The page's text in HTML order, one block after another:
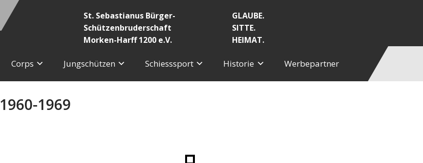
St. Sebastianus Bürger-
Schützenbruderschaft
Morken-Harff 1200 e.V.
GLAUBE.
SITTE.
HEIMAT.
Corps Jungschützen Schiesssport Historie Werbepartner
1960-1969